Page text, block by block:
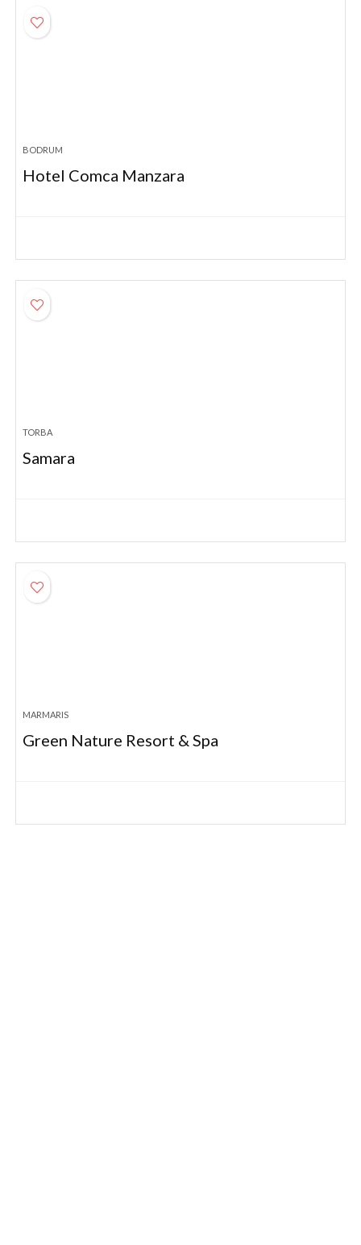
BODRUM
Hotel Comca Manzara
TORBA
Samara
MARMARIS
Green Nature Resort & Spa